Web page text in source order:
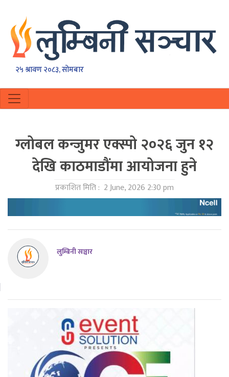
२५ श्रावण २०८३, सोमबार
ग्लोबल कन्जुमर एक्स्पो २०२६ जुन १२
देखि काठमाडौंमा आयोजना हुने
प्रकाशित मिति : 2 June, 2026 2:30 pm
लुम्बिनी सञ्चार